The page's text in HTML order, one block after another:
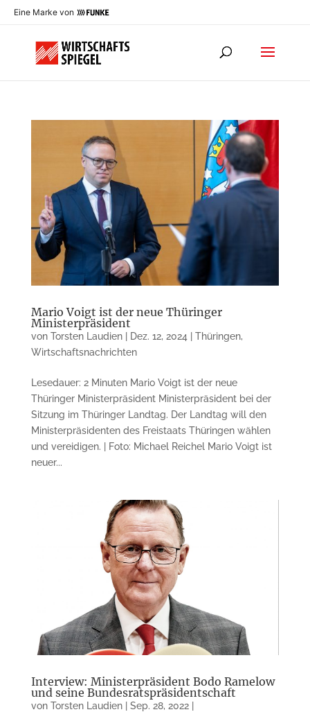
Eine Marke von
Mario Voigt ist der neue Thüringer
Ministerpräsident
von Torsten Laudien| Dez. 12, 2024 Thüringen,
Wirtschaftsnachrichten
Lesedauer: 2 Minuten Mario Voigt ist der neue
Thüringer Ministerpräsident Ministerpräsident bei der
Sitzung im Thüringer Landtag. Der Landtag will den
Ministerpräsidenten des Freistaats Thüringen wählen
und vereidigen. | Foto: Michael Reichel Mario Voigt ist
neuer...
Interview: Ministerpräsident Bodo Ramelow
und seine Bundesratspräsidentschaft
von Torsten Laudien| Sep. 28, 2022|